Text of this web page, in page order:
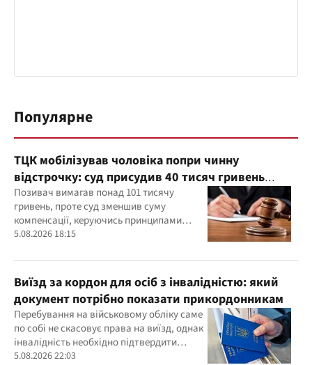
Популярне
ТЦК мобілізував чоловіка попри чинну
відстрочку: суд присудив 40 тисяч гривень
компенсації
Позивач вимагав понад 101 тисячу
гривень, проте суд зменшив суму
компенсації, керуючись принципами
розумності та співмірності
5.08.2026 18:15
Виїзд за кордон для осіб з інвалідністю: який
документ потрібно показати прикордонникам
Перебування на військовому обліку саме
по собі не скасовує права на виїзд, однак
інвалідність необхідно підтвердити
документально
5.08.2026 22:03